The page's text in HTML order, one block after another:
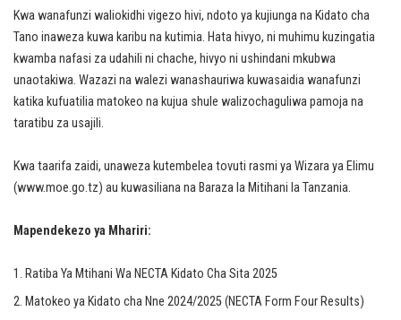
Kwa wanafunzi waliokidhi vigezo hivi, ndoto ya kujiunga na Kidato cha
Tano inaweza kuwa karibu na kutimia. Hata hivyo, ni muhimu kuzingatia
kwamba nafasi za udahili ni chache, hivyo ni ushindani mkubwa
unaotakiwa. Wazazi na walezi wanashauriwa kuwasaidia wanafunzi
katika kufuatilia matokeo na kujua shule walizochaguliwa pamoja na
taratibu za usajili.
Kwa taarifa zaidi, unaweza kutembelea tovuti rasmi ya Wizara ya Elimu
(www.moe.go.tz) au kuwasiliana na Baraza la Mitihani la Tanzania.
Mapendekezo ya Mhariri:
Ratiba Ya Mtihani Wa NECTA Kidato Cha Sita 2025
Matokeo ya Kidato cha Nne 2024/2025 (NECTA Form Four Results)